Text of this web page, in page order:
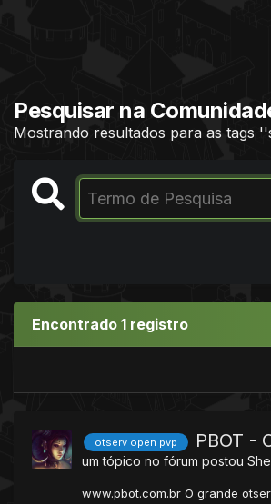
Pesquisar na
Mostrando resultados para as tags
Encontrado 1 registro
otserv open pvp PBOT -
um tópico no fórum postou
www.pbot.com.br O grande